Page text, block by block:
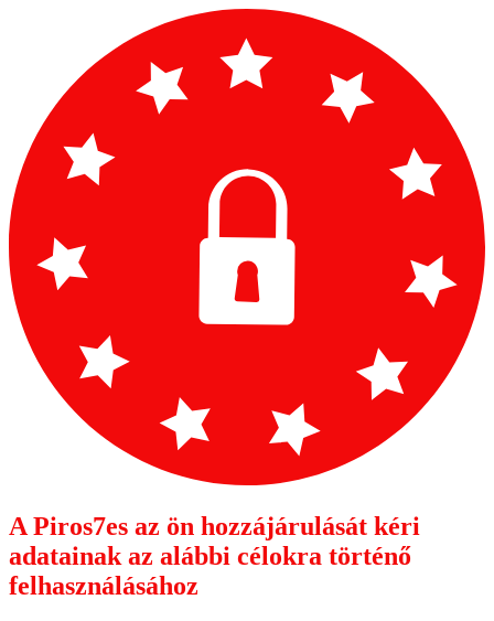
A Piros7es az ön hozzájárulását kéri
adatainak az alábbi célokra történő
felhasználásához